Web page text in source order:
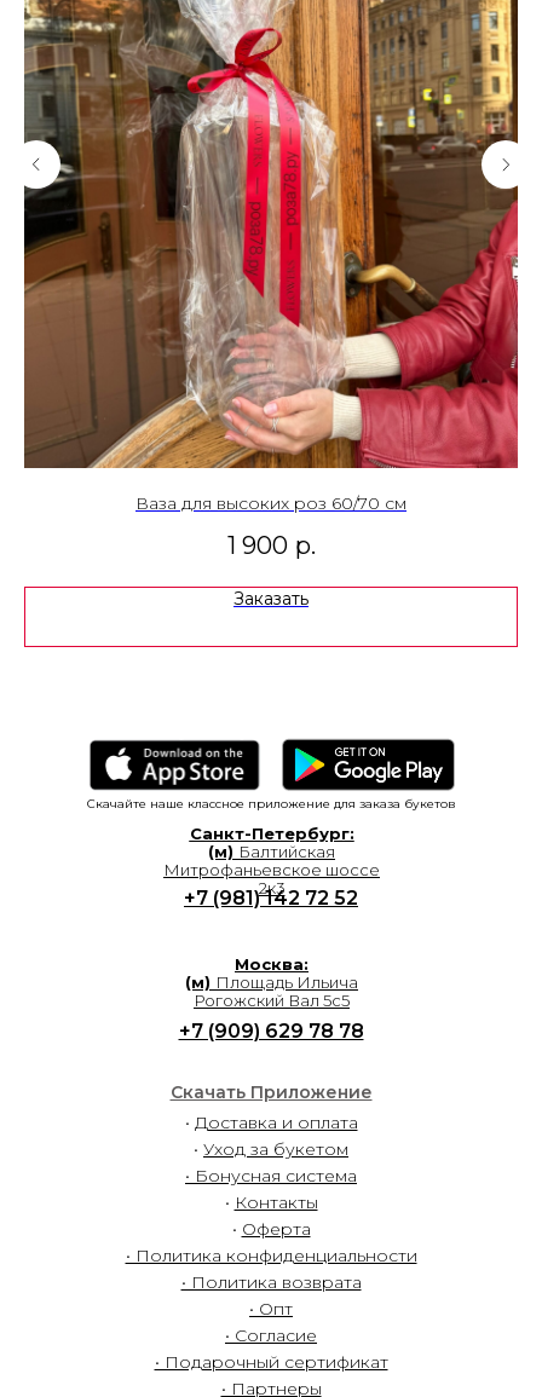
Ваза для высоких роз 60/70 см
1 900 р.
Заказать
• Доставка и оплата
• Уход за букетом
• Бонусная система
• Контакты
• Оферта
• Политика конфиденциальности
• Политика возврата
• Опт
• Согласие
• Подарочный сертификат
• Партнеры
+7 (909) 629 78 78
Санкт-Петербург:
(м) Балтийская
Митрофаньевское шоссе
2к3
Скачать Приложение
+7 (981) 142 72 52
Москва:
(м) Площадь Ильича
Рогожский Вал 5с5
Скачайте наше классное приложение для заказа букетов